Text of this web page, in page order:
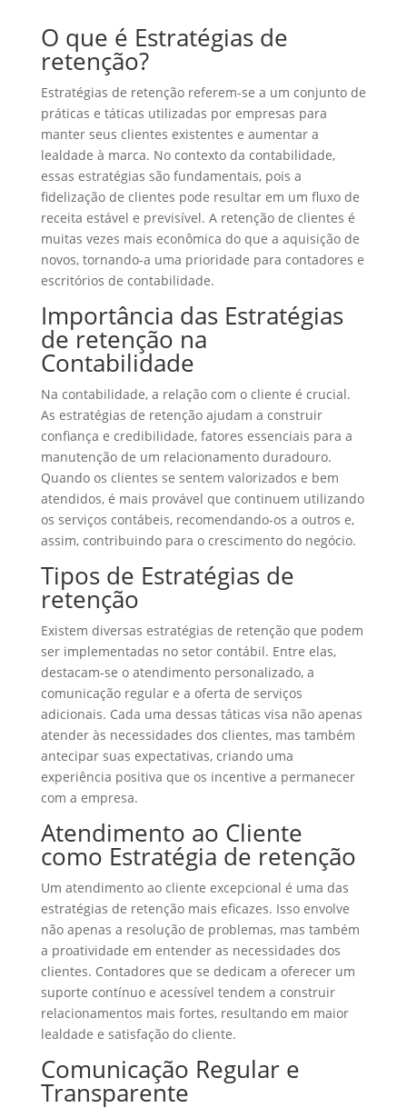
O que é Estratégias de
retenção?
Estratégias de retenção referem-se a um conjunto de
práticas e táticas utilizadas por empresas para
manter seus clientes existentes e aumentar a
lealdade à marca. No contexto da contabilidade,
essas estratégias são fundamentais, pois a
fidelização de clientes pode resultar em um fluxo de
receita estável e previsível. A retenção de clientes é
muitas vezes mais econômica do que a aquisição de
novos, tornando-a uma prioridade para contadores e
escritórios de contabilidade.
Importância das Estratégias
de retenção na
Contabilidade
Na contabilidade, a relação com o cliente é crucial.
As estratégias de retenção ajudam a construir
confiança e credibilidade, fatores essenciais para a
manutenção de um relacionamento duradouro.
Quando os clientes se sentem valorizados e bem
atendidos, é mais provável que continuem utilizando
os serviços contábeis, recomendando-os a outros e,
assim, contribuindo para o crescimento do negócio.
Tipos de Estratégias de
retenção
Existem diversas estratégias de retenção que podem
ser implementadas no setor contábil. Entre elas,
destacam-se o atendimento personalizado, a
comunicação regular e a oferta de serviços
adicionais. Cada uma dessas táticas visa não apenas
atender às necessidades dos clientes, mas também
antecipar suas expectativas, criando uma
experiência positiva que os incentive a permanecer
com a empresa.
Atendimento ao Cliente
como Estratégia de retenção
Um atendimento ao cliente excepcional é uma das
estratégias de retenção mais eficazes. Isso envolve
não apenas a resolução de problemas, mas também
a proatividade em entender as necessidades dos
clientes. Contadores que se dedicam a oferecer um
suporte contínuo e acessível tendem a construir
relacionamentos mais fortes, resultando em maior
lealdade e satisfação do cliente.
Comunicação Regular e
Transparente